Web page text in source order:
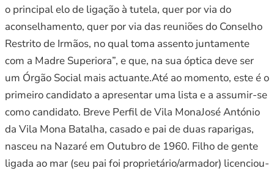
o principal elo de ligação à tutela, quer por via do
aconselhamento, quer por via das reuniões do Conselho
Restrito de Irmãos, no qual toma assento juntamente
com a Madre Superiora”, e que, na sua óptica deve ser
um Órgão Social mais actuante.Até ao momento, este é o
primeiro candidato a apresentar uma lista e a assumir-se
como candidato. Breve Perfil de Vila MonaJosé António
da Vila Mona Batalha, casado e pai de duas raparigas,
nasceu na Nazaré em Outubro de 1960. Filho de gente
ligada ao mar (seu pai foi proprietário/armador) licenciou-